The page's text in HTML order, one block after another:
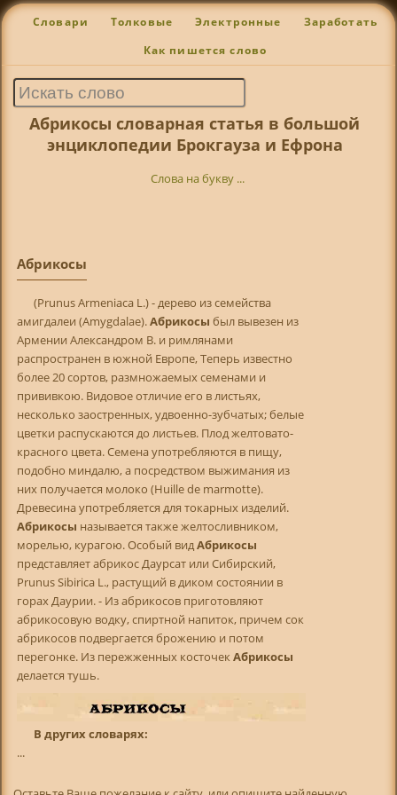
Словари Толковые Электронные Заработать
Как пишется слово
Абрикосы словарная статья в большой
энциклопедии Брокгауза и Ефрона
Слова на букву ...
Абрикосы
(Prunus Armeniaca L.) - дерево из семейства
амигдалеи (Amygdalae).Абрикосы был вывезен из
Армении Александром В. и римлянами
распространен в южной Европе, Теперь известно
более 20 сортов, размножаемых семенами и
прививкою. Видовое отличие его в листьях,
несколько заостренных, удвоенно-зубчатых; белые
цветки распускаются до листьев. Плод желтовато-
красного цвета. Семена употребляются в пищу,
подобно миндалю, а посредством выжимания из
них получается молоко (Huille de marmotte).
Древесина употребляется для токарных изделий.
Абрикосы называется также желтосливником,
морелью, курагою. Особый видАбрикосы
представляет абрикос Даурсат или Сибирский,
Prunus Sibirica L., растущий в диком состоянии в
горах Даурии. - Из абрикосов приготовляют
абрикосовую водку, спиртной напиток, причем сок
абрикосов подвергается брожению и потом
перегонке. Из пережженных косточекАбрикосы
делается тушь.
В других словарях:
...